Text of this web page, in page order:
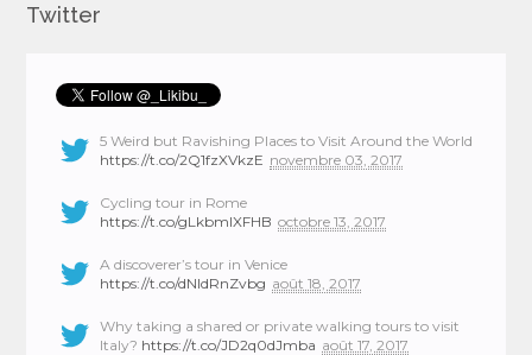
Twitter
5 Weird but Ravishing Places to Visit Around the World
https://t.co/2Q1fzXVkzE novembre 03, 2017
Cycling tour in Rome
https://t.co/gLkbmlXFHB octobre 13, 2017
A discoverer’s tour in Venice
https://t.co/dNIdRnZvbg août 18, 2017
Why taking a shared or private walking tours to visit
Italy? https://t.co/JD2q0dJmba août 17, 2017